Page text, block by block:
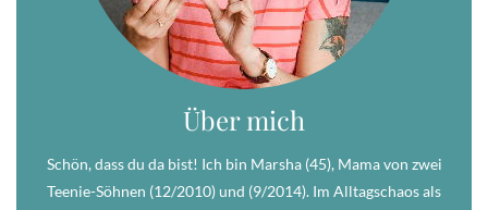
Über mich
Schön, dass du da bist! Ich bin Marsha (45), Mama von zwei
Teenie-Söhnen (12/2010) und (9/2014). Im Alltagschaos als